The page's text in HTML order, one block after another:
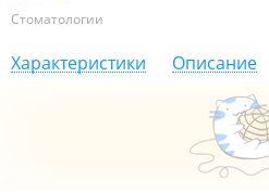
Стоматологии
Характеристики Описание